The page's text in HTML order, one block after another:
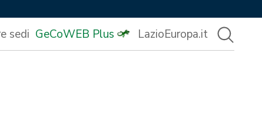
sedi GeCoWEB Plus LazioEuropa.it